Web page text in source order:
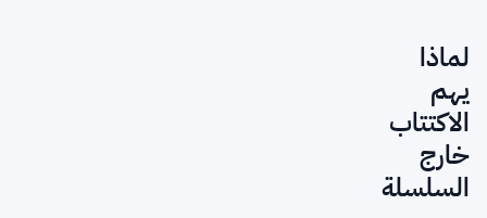
لماذا
يهم
الاكتتاب
خارج
السلسلة